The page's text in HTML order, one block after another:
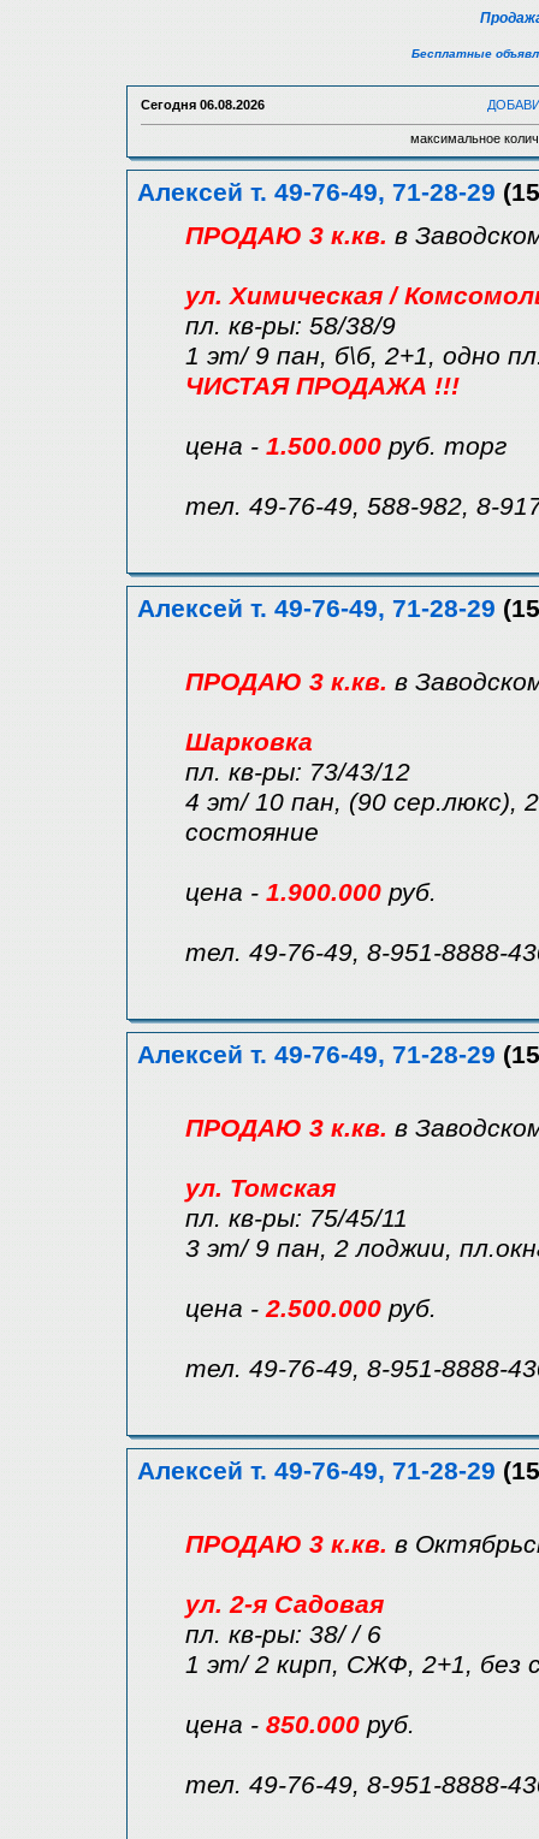
Бесплатные
Сегодня 06.08.2026
максимальное
Алексей т. 49-76-49, 71-28-29
ПРОДАЮ 3 к.кв. в
ул. Химическая /
пл. кв-ры: 58/38/9
1 эт/ 9 пан, б\б, 2+1, одно
ЧИСТАЯ ПРОДАЖА !!!
цена - 1.500.000 руб. торг
тел. 49-76-49, 588-982, 8-
Алексей т. 49-76-49, 71-28-29
ПРОДАЮ 3 к.кв. в
Шарковка
пл. кв-ры: 73/43/12
4 эт/ 10 пан, (90 сер.люкс),
состояние
цена - 1.900.000 руб.
тел. 49-76-49, 8-951-8888-
Алексей т. 49-76-49, 71-28-29
ПРОДАЮ 3 к.кв. в
ул. Томская
пл. кв-ры: 75/45/11
3 эт/ 9 пан, 2 лоджии,
цена -2.500.000 руб.
тел. 49-76-49, 8-951-8888-
Алексей т. 49-76-49, 71-28-29
ПРОДАЮ 3 к.кв. в
ул. 2-я Садовая
пл. кв-ры: 38/ / 6
1 эт/ 2 кирп, СЖФ, 2+1, без
цена - 850.000 руб.
тел. 49-76-49, 8-951-8888-